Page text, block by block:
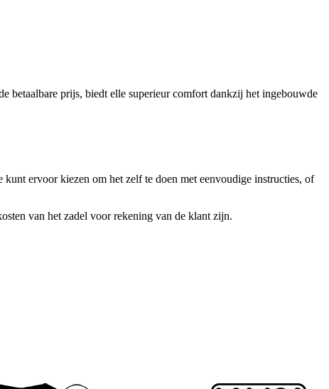
betaalbare prijs, biedt elle superieur comfort dankzij het ingebouwde
ervoor kiezen om het zelf te doen met eenvoudige instructies, of
van het zadel voor rekening van de klant zijn.